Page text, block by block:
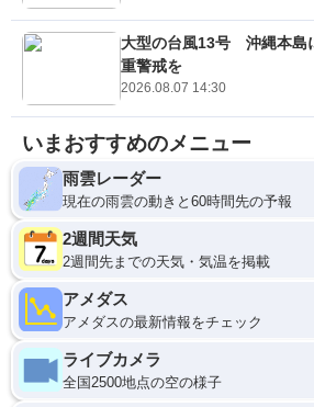
大型の台風13号 沖縄本
重警戒を
2026.08.07 14:30
いまおすすめのメニュー
雨雲レーダー
現在の雨雲の動きと60時間先の予報
2週間天気
2週間先までの天気・気温を掲載
アメダス
アメダスの最新情報をチェック
ライブカメラ
全国2500地点の空の様子